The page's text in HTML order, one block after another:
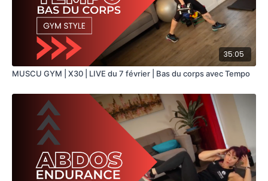
35:05
MUSCU GYM | X30 | LIVE du 7 février | Bas du corps avec Tempo